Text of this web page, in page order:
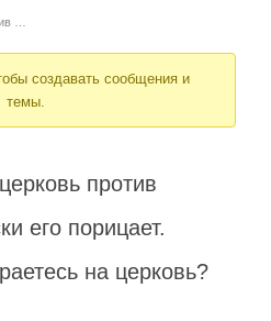
…
создавать сообщения и
темы.
против
его порицает.
на церковь?